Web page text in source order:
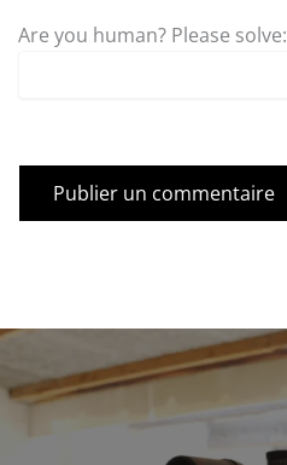
Are you human? Please solve: